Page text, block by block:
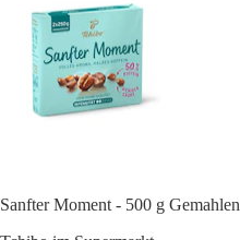
Sanfter Moment - 500 g Gemahlen